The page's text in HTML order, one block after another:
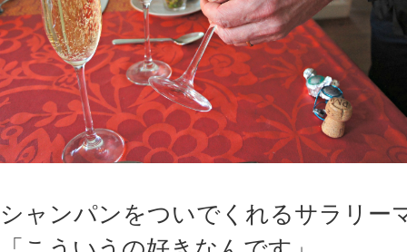
シャンパンをついでくれるサラリー